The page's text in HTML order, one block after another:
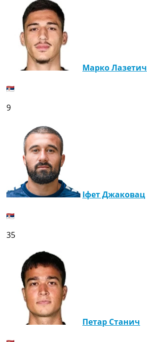
Марко Лазетич
9
Іфет Джаковац
35
Петар Станич